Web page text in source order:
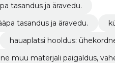
tasandus ja äravedu.
tasandus ja äravedu.
hauaplatsi hooldus:
muu materjali paigaldus,